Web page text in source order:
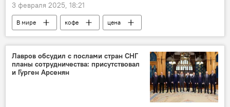
3 февраля 2025, 18:21
В мире кофе цена
Лавров обсудил с послами стран СНГ
планы сотрудничества: присутствовал
и Гурген Арсенян